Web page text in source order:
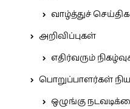
வாழ்த்துச்
அறிவிப்புகள்
எதிர்வரும்
பொறுப்பாளர்கள்
ஒழுங்கு